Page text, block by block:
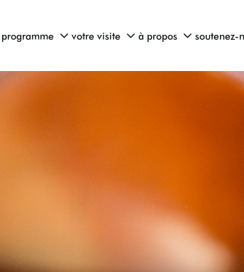
programme votre visite à propos soutenez-